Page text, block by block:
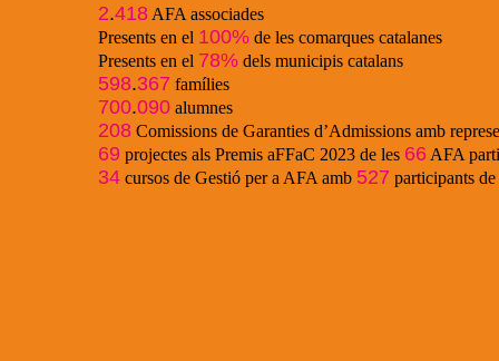
2.418 AFA associades
Presents en el 100% de les comarques catalanes
Presents en el 78% dels municipis catalans
598.367 famílies
700.090 alumnes
208 Comissions de Garanties d’Admissions amb
69 projectes als Premis aFFaC 2023 de les 66 AFA
34 cursos de Gestió per a AFA amb 527 participants de